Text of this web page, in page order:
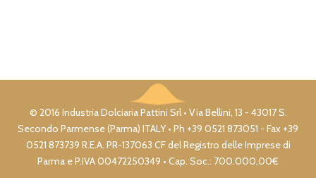
© 2016 Industria Dolciaria Pattini Srl • Via Bellini, 13 - 43017 S.
Secondo Parmense (Parma) ITALY • Ph +39 0521 873051 - Fax +39
0521 873739 R.E.A. PR-137063 CF del Registro delle Imprese di
Parma e P.IVA 00472250349 • Cap. Soc.: 700.000,00€